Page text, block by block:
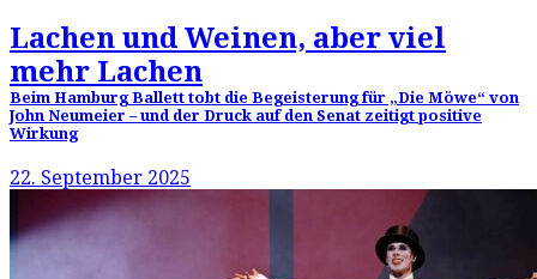
Lachen und Weinen, aber viel
mehr Lachen
Beim Hamburg Ballett tobt die Begeisterung für „Die Möwe“ von
John Neumeier – und der Druck auf den Senat zeitigt positive
Wirkung
22. September 2025